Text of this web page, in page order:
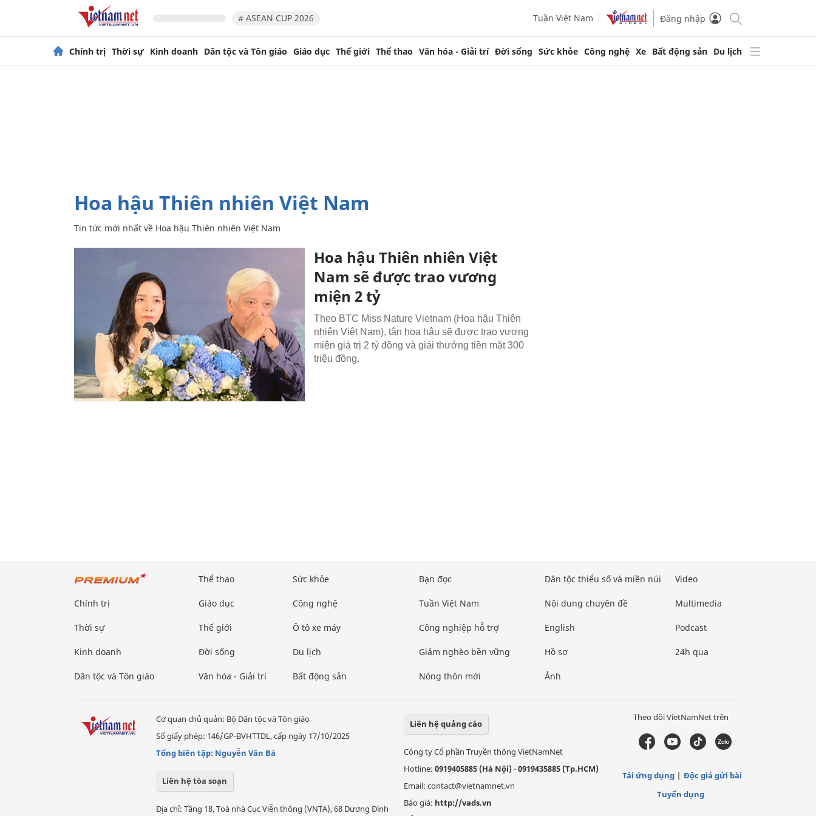
# ASEAN CUP 2026 Tuần Việt Nam Đăng nhập
Chính trị Thời sự Kinh doanh Dân tộc và Tôn giáo Giáo dục Thế giới Thể thao Văn hóa - Giải trí Đời sống Sức khỏe Công nghệ Xe Bất động sản Du lịch
Hoa hậu Thiên nhiên Việt Nam
Tin tức mới nhất về Hoa hậu Thiên nhiên Việt Nam
Hoa hậu Thiên nhiên Việt
Nam sẽ được trao vương
miện 2 tỷ
Theo BTC Miss Nature Vietnam (Hoa hậu Thiên
nhiên Việt Nam), tân hoa hậu sẽ được trao vương
miện giá trị 2 tỷ đồng và giải thưởng tiền mặt 300
triệu đồng.
Chính trị
Thời sự
Kinh doanh
Dân tộc và Tôn giáo
Thể thao
Giáo dục
Thế giới
Đời sống
Văn hóa - Giải trí
Sức khỏe
Công nghệ
Ô tô xe máy
Du lịch
Bất động sản
Bạn đọc
Tuần Việt Nam
Công nghiệp hỗ trợ
Giảm nghèo bền vững
Nông thôn mới
Dân tộc thiểu số và miền núi
Nội dung chuyên đề
English
Hồ sơ
Ảnh
Video
Multimedia
Podcast
24h qua
Cơ quan chủ quản: Bộ Dân tộc và Tôn giáo
Số giấy phép: 146/GP-BVHTTDL, cấp ngày 17/10/2025
Tổng biên tập: Nguyễn Văn Bá
Liên hệ tòa soạn
Địa chỉ: Tầng 18, Toà nhà Cục Viễn thông (VNTA), 68 Dương Đình
Liên hệ quảng cáo
Công ty Cổ phần Truyền thông VietNamNet
Hotline: 0919405885 (Hà Nội)-0919435885 (Tp.HCM)
Email: contact@vietnamnet.vn
Báo giá: http://vads.vn
Theo dõi VietNamNet trên
Tải ứng dụng
Độc giả gửi bài
Tuyển dụng